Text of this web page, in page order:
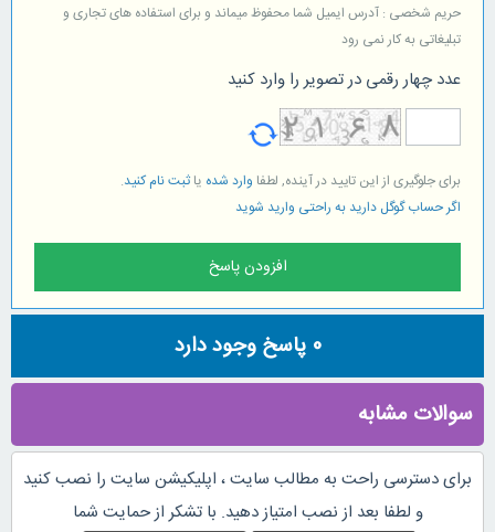
حریم شخصی : آدرس ایمیل شما محفوظ میماند و برای استفاده های تجاری و
تبلیغاتی به کار نمی رود
عدد چهار رقمی در تصویر را وارد کنید
برای جلوگیری از این تایید در آینده, لطفا وارد شده یاثبت نام کنید.
اگر حساب گوگل دارید به راحتی وارید شوید
0 پاسخ وجود دارد
سوالات مشابه
برای دسترسی راحت به مطالب سایت ، اپلیکیشن سایت را نصب کنید
و لطفا بعد از نصب امتیاز دهید. با تشکر از حمایت شما